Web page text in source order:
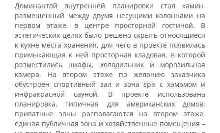
Доминантой внутренней планировки стал камин,
размещенный между двумя несущими колоннами на
первом этаже, в центре просторной гостиной. В
эстетических целях было решено скрыть относящиеся
к кухне места хранения, для чего в проекте появилась
примыкающая к ней просторная кладовая, в которой
разместились шкафы, холодильник и морозильная
камера. На втором этаже по желанию заказчика
обустроен спортивный зал и зона spa с хамамом и
инфракрасной сауной. В проекте использована
планировка, типичная для американских домов:
приватные зоны располагаются на втором этаже,
единая публичная зона и хозяйственные помещения –